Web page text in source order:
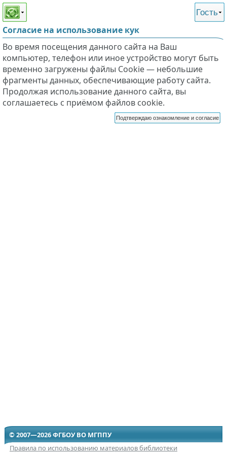
Этот сайт поддерживает
слабовидящих
Гость
Согласие на использование кук
Во время посещения данного сайта на Ваш
компьютер, телефон или иное устройство могут быть
временно загружены файлы Cookie — небольшие
фрагменты данных, обеспечивающие работу сайта.
Продолжая использование данного сайта, вы
соглашаетесь с приёмом файлов cookie.
Подтверждаю ознакомление и согласие
© 2007—2026 ФГБОУ ВО МГППУ
Правила по использованию материалов библиотеки